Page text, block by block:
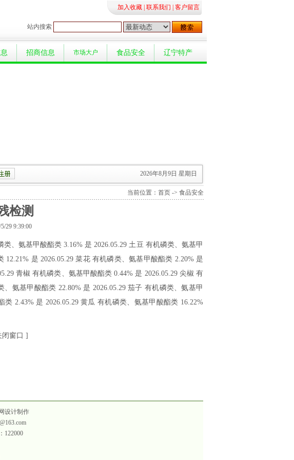
加入收藏 联系我们 客户留言
站内搜索
招商信息 市场大户 食品安全 辽宁特产
2026年8月9日 星期日
当前位置： 首页 -> 食品安全
检测
29 9:39:00
、氨基甲酸酯类 3.16% 是 2026.05.29 土豆 有机磷类、氨基甲
是 2026.05.29 菜花 有机磷类、氨基甲酸酯类 2.20% 是
青椒 有机磷类、氨基甲酸酯类 0.44% 是 2026.05.29 尖椒 有
氨基甲酸酯类 22.80% 是 2026.05.29 茄子 有机磷类、氨基甲
2.43% 是 2026.05.29 黄瓜 有机磷类、氨基甲酸酯类 16.22%
闭窗口 ]
设计制作